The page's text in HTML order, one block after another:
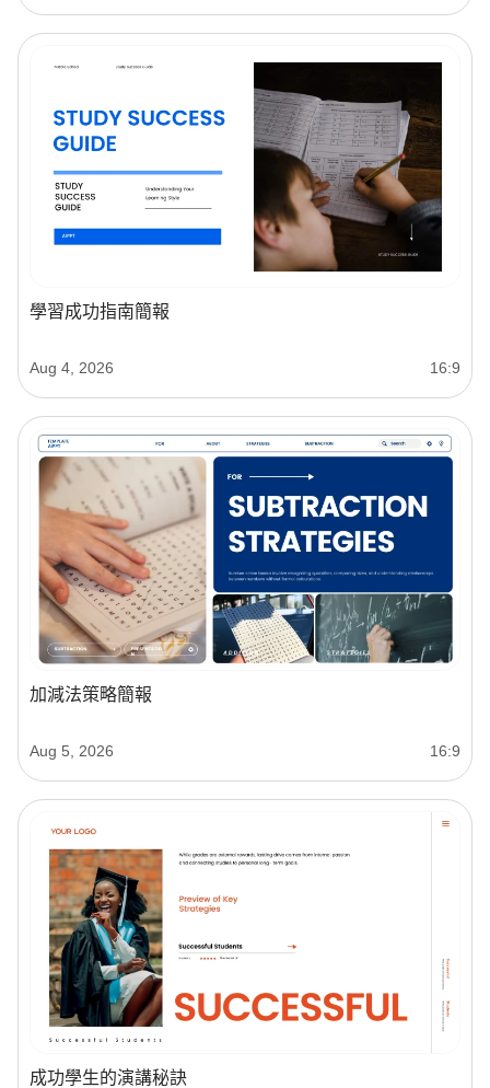
學習成功指南簡報
Aug 4, 2026 16:9
加減法策略簡報
Aug 5, 2026 16:9
成功學生的演講秘訣